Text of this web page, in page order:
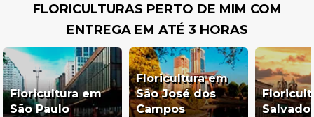
FLORICULTURAS PERTO DE MIM COM
ENTREGA EM ATÉ 3 HORAS
Floricultura em
São Paulo
Floricultura em
São José dos
Campos